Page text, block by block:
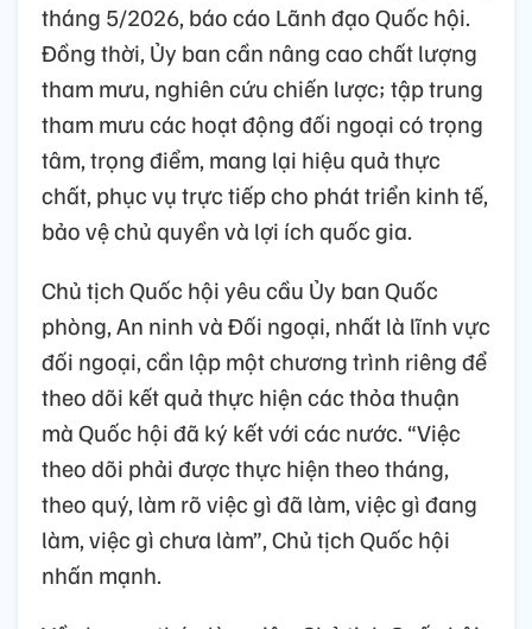
tháng 5/2026, báo cáo Lãnh đạo Quốc hội.
Đồng thời, Ủy ban cần nâng cao chất lượng
tham mưu, nghiên cứu chiến lược; tập trung
tham mưu các hoạt động đối ngoại có trọng
tâm, trọng điểm, mang lại hiệu quả thực
chất, phục vụ trực tiếp cho phát triển kinh tế,
bảo vệ chủ quyền và lợi ích quốc gia.
Chủ tịch Quốc hội yêu cầu Ủy ban Quốc
phòng, An ninh và Đối ngoại, nhất là lĩnh vực
đối ngoại, cần lập một chương trình riêng để
theo dõi kết quả thực hiện các thỏa thuận
mà Quốc hội đã ký kết với các nước. “Việc
theo dõi phải được thực hiện theo tháng,
theo quý, làm rõ việc gì đã làm, việc gì đang
làm, việc gì chưa làm”, Chủ tịch Quốc hội
nhấn mạnh.